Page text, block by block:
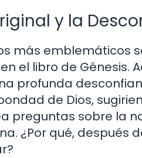
y la
más emblemáticos
el libro de Génesis.
profunda
de Dios,
preguntas sobre la
¿Por qué, después